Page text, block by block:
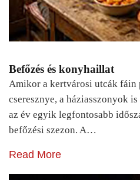
Befőzés és konyhaillat
Amikor a kertvárosi utcák fáin
cseresznye, a háziasszonyok
az év egyik legfontosabb
befőzési szezon. A…
Read More